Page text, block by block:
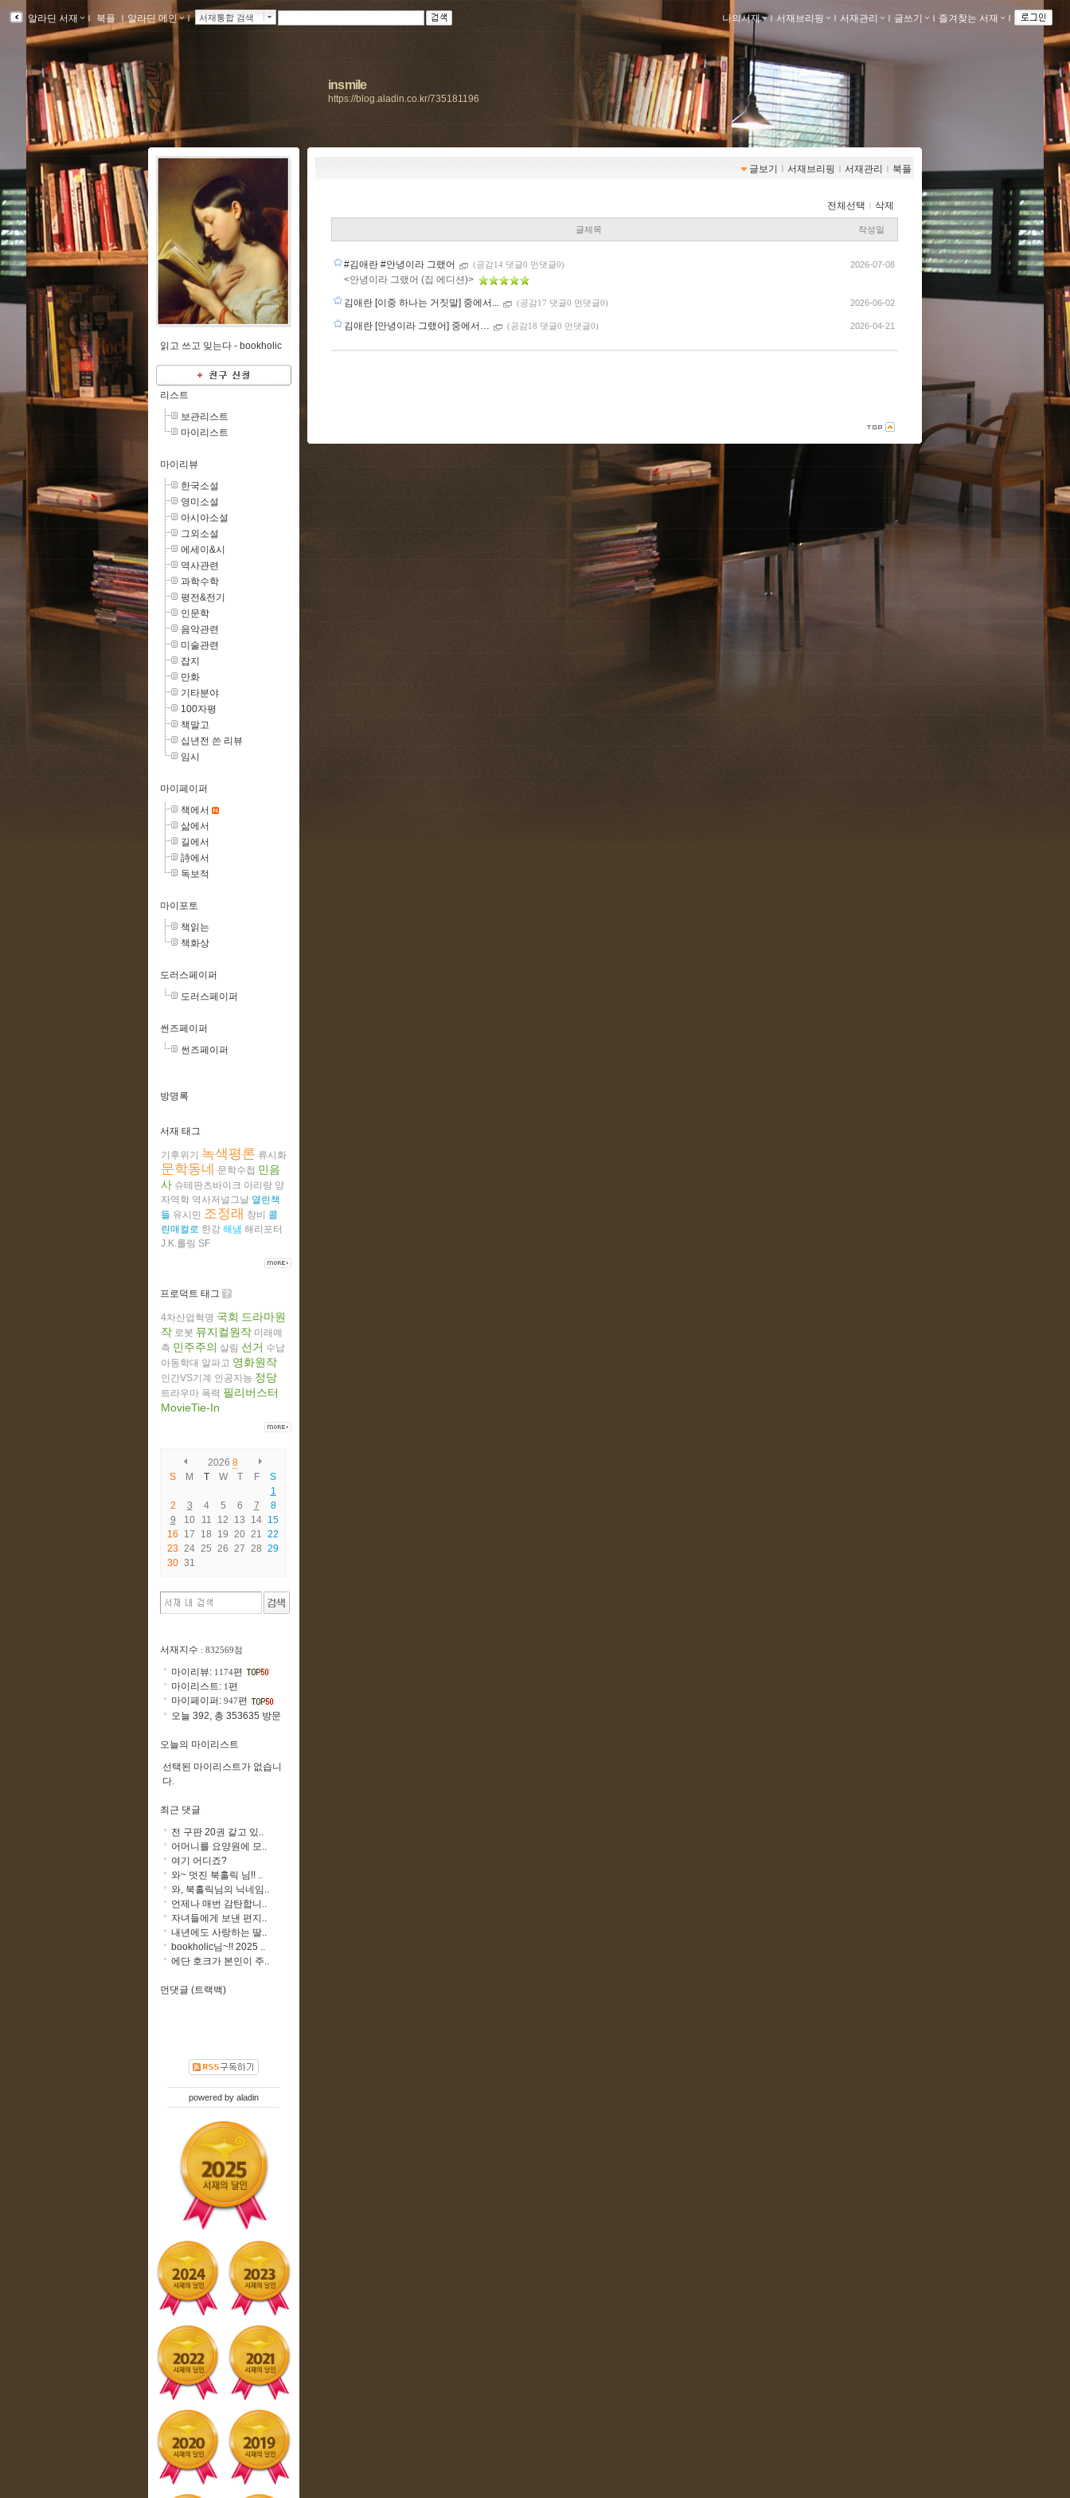
알라딘 서재 ｌ 북플 ｌ알라딘 메인 ｌ 서재통합 검색 나의서재 ｌ 서재브리핑 ｌ 서재관리 ｌ 글쓰기 ｌ 즐겨찾는 서재 ｌ
insmile
https://blog.aladin.co.kr/735181196
글보기 ｌ 서재브리핑 ｌ 서재관리 ｌ 북플
전체선택 ｌ 삭제
글제목 작성일
#김애란 #안녕이라 그랬어 (공감14 댓글0 먼댓글0)
<안녕이라 그랬어 (집 에디션)>
2026-07-08
김애란 [이중 하나는 거짓말] 중에서... (공감17 댓글0 먼댓글0) 2026-06-02
김애란 [안녕이라 그랬어] 중에서… (공감18 댓글0 먼댓글0) 2026-04-21
읽고 쓰고 잊는다 - bookholic
리스트
보관리스트
마이리스트
마이리뷰
한국소설
영미소설
아시아소설
그외소설
에세이&시
역사관련
과학수학
평전&전기
인문학
음악관련
미술관련
잡지
만화
기타분야
100자평
책말고
십년전 쓴 리뷰
임시
마이페이퍼
책에서
삶에서
길에서
詩에서
독보적
마이포토
책읽는
책화상
도러스페이퍼
도러스페이퍼
썬즈페이퍼
썬즈페이퍼
방명록
서재 태그
기후위기 녹색평론 류시화
문학동네 문학수첩 민음
사 슈테판츠바이크 아리랑 양
자역학 역사저널그날 열린책
들 유시민 조정래 창비 콜
린매컬로 한강 해냄 해리포터
J.K.롤링 SF
프로덕트 태그
4차산업혁명 국회 드라마원
작 로봇 뮤지컬원작 미래예
측 민주주의 살림 선거 수납
아동학대 알파고 영화원작
인간VS기계 인공지능 정당
트라우마 폭력 필리버스터
MovieTie-In
2026 8
S
M T W T F
S
1
2
3 4 5 6 7
8
9
10 11 12 13 14 15
16
17 18 19 20 21
22
23 24 25 26 27 28 29
30 31
서재지수 : 832569점
마이리뷰: 1174편
마이리스트: 1 편
마이페이퍼: 947편
오늘 392, 총 353635 방문
오늘의 마이리스트
선택된 마이리스트가 없습니
다.
최근 댓글
전 구판 20권 같고 있..
어머니를 요양원에 모..
여기 어디죠?
와~ 멋진 북홀릭 님!! ..
와, 북홀릭님의 닉네임..
언제나 매번 감탄합니..
자녀들에게 보낸 편지..
내년에도 사랑하는 딸..
bookholic님~!! 2025 ..
에단 호크가 본인이 주..
먼댓글 (트랙백)
powered by aladin